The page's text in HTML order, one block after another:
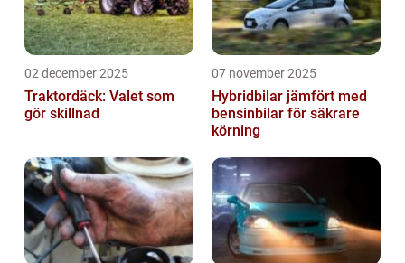
02 december 2025
Traktordäck: Valet som
gör skillnad
07 november 2025
Hybridbilar jämfört med
bensinbilar för säkrare
körning